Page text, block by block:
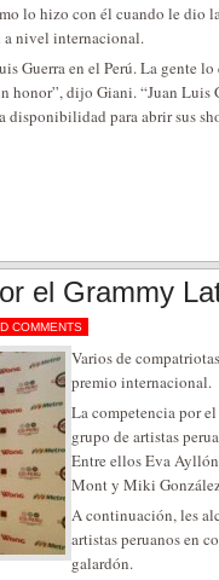
lo hizo con él cuando le dio
a nivel internacional.
Guerra en el Perú. La gente
honor”, dijo Giani. “Juan Luis
disponibilidad para abrir sus
el Grammy
COMMENTS
Varios de
premio internacional.
La competencia por
grupo de artistas
Entre ellos Eva
Mont y Miki
A continuación, les
artistas peruanos en
galardón.